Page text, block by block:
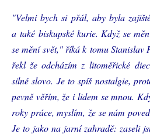
"Velmi bych si přál, aby byla
a také biskupské kurie. Když se
se mění svět," říká k tomu
řekl že odcházím z litoměřické
silné slovo. Je to spíš nostalgie,
pevně věřím, že i lidem se mnou.
roky práce, myslím, že se nám
Je to jako na jarní zahradě: zaseli